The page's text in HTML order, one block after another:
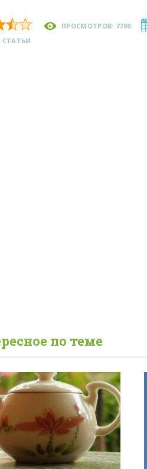
СТАТЬИ
ПРОСМОТРОВ: 7780
по теме